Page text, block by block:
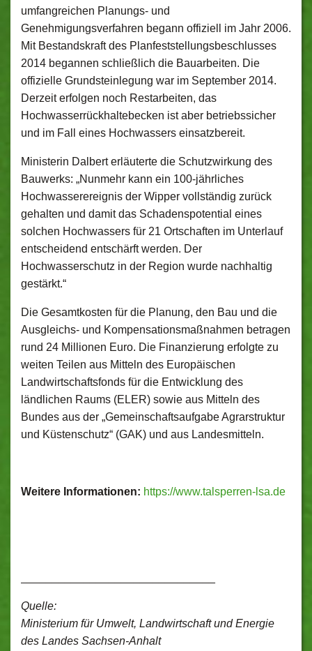
umfangreichen Planungs- und
Genehmigungsverfahren begann offiziell im Jahr 2006.
Mit Bestandskraft des Planfeststellungsbeschlusses
2014 begannen schließlich die Bauarbeiten. Die
offizielle Grundsteinlegung war im September 2014.
Derzeit erfolgen noch Restarbeiten, das
Hochwasserrückhaltebecken ist aber betriebssicher
und im Fall eines Hochwassers einsatzbereit.
Ministerin Dalbert erläuterte die Schutzwirkung des
Bauwerks: „Nunmehr kann ein 100-jährliches
Hochwasserereignis der Wipper vollständig zurück
gehalten und damit das Schadenspotential eines
solchen Hochwassers für 21 Ortschaften im Unterlauf
entscheidend entschärft werden. Der
Hochwasserschutz in der Region wurde nachhaltig
gestärkt.“
Die Gesamtkosten für die Planung, den Bau und die
Ausgleichs- und Kompensationsmaßnahmen betragen
rund 24 Millionen Euro. Die Finanzierung erfolgte zu
weiten Teilen aus Mitteln des Europäischen
Landwirtschaftsfonds für die Entwicklung des
ländlichen Raums (ELER) sowie aus Mitteln des
Bundes aus der „Gemeinschaftsaufgabe Agrarstruktur
und Küstenschutz“ (GAK) und aus Landesmitteln.
Weitere Informationen: https://www.talsperren-lsa.de
Quelle:
Ministerium für Umwelt, Landwirtschaft und Energie
des Landes Sachsen-Anhalt